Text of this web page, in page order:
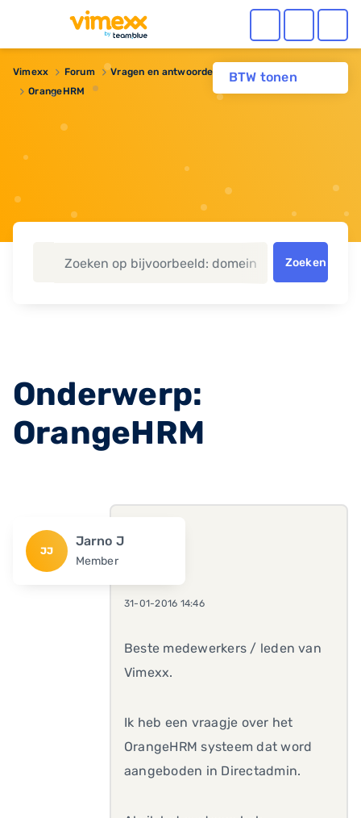
BTW tonen
Vimexx Forum Vragen en antwoorden
Webhosting
OrangeHRM
Zoeken
Onderwerp:
OrangeHRM
JJ
Jarno J
Member
31-01-2016 14:46
Beste medewerkers / leden van
Vimexx.
Ik heb een vraagje over het
OrangeHRM systeem dat word
aangeboden in Directadmin.